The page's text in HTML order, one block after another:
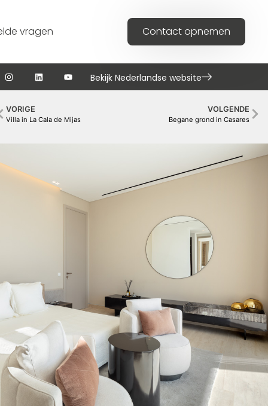
vragen Contact opnemen
Bekijk Nederlandse website
VORIGE
Villa in La Cala de Mijas
VOLGENDE
Begane grond in Casares